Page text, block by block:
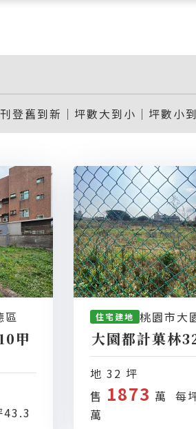
刊登舊到新 ｜ 坪數大到小 ｜ 坪數小
區
甲
住宅建地 桃園市大
大園都計菓林
地 32 坪
售 1873 萬 每
萬